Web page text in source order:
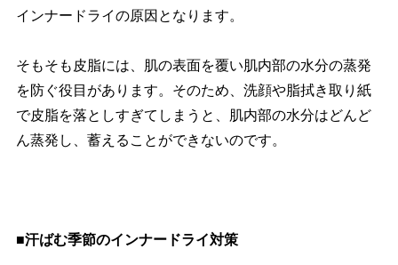
インナードライの原因となります。
そもそも皮脂には、肌の表面を覆い肌内部の水分の蒸発
を防ぐ役目があります。そのため、洗顔や脂拭き取り紙
で皮脂を落としすぎてしまうと、肌内部の水分はどんど
ん蒸発し、蓄えることができないのです。
■汗ばむ季節のインナードライ対策